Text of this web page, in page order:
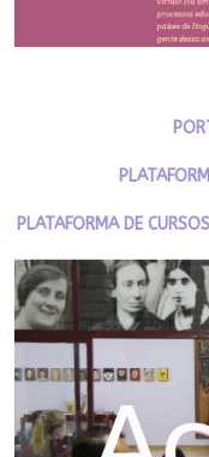
PLATAFORMA DE